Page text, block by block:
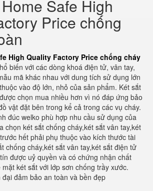
Safe High
Price chống
High Quality Factory Price chống cháy
biến với các dòng khoá điện tử, vân tay,
mã khác nhau với dung tích sử dụng lớn
vào độ lớn, nhỏ của sản phẩm. Két sắt
chọn mua nhiều hơn vì nó đáp ứng bảo
vật đặt bên trong kể cả trong các vụ cháy.
đúc welko phù hợp nhu cầu sử dụng của
chọn két sắt chống cháy,két sắt vân tay,két
hết phải phụ thuộc vào kích thước tài
chống cháy,két sắt vân tay,két sắt điện tử
được uỷ quyền và có chứng nhận chất
két sắt với lớp sơn chống trầy xước.
đảm bảo an toàn và bền đẹp